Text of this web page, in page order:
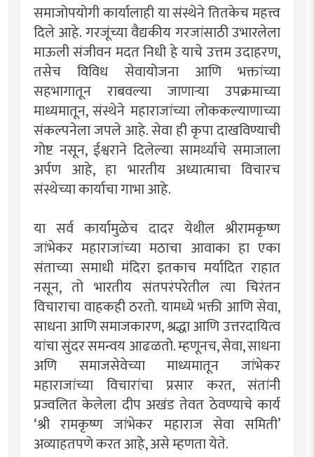
समाजोपयोगी कार्यालाही या संस्थेने तितकेच महत्त्व
दिले आहे. गरजूंच्या वैद्यकीय गरजांसाठी उभारलेला
माऊली संजीवन मदत निधी हे याचे उत्तम उदाहरण,
तसेच विविध सेवायोजना आणि भक्तांच्या
सहभागातून राबवल्या जाणार्‍या उपक्रमाच्या
माध्यमातून, संस्थेने महाराजांच्या लोककल्याणाच्या
संकल्पनेला जपले आहे. सेवा ही कृपा दाखविण्याची
गोष्ट नसून, ईश्वराने दिलेल्या सामर्थ्याचे समाजाला
अर्पण आहे, हा भारतीय अध्यात्माचा विचारच
संस्थेच्या कार्याचा गाभा आहे.
या सर्व कार्यामुळेच दादर येथील श्रीरामकृष्ण
जांभेकर महाराजांच्या मठाचा आवाका हा एका
संताच्या समाधी मंदिरा इतकाच मर्यादित राहात
नसून, तो भारतीय संतपरंपरेतील त्या चिरंतन
विचाराचा वाहकही ठरतो. यामध्ये भक्ती आणि सेवा,
साधना आणि समाजकारण, श्रद्धा आणि उत्तरदायित्व
यांचा सुंदर समन्वय आढळतो. म्हणूनच, सेवा, साधना
अणि समाजसेवेच्या माध्यमातून जांभेकर
महाराजांच्या विचारांचा प्रसार करत, संतांनी
प्रज्वलित केलेला दीप अखंड तेवत ठेवण्याचे कार्य
‘श्री रामकृष्ण जांभेकर महाराज सेवा समिती’
अव्याहतपणे करत आहे, असे म्हणता येते.